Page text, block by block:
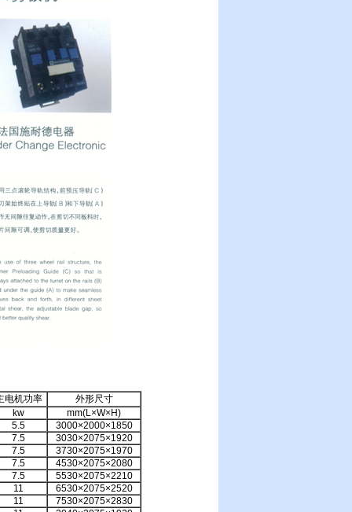
电机功率
外形尺寸
kw
mm(L×W×H)
5.5
3000×2000×1850
7.5
3030×2075×1920
7.5
3730×2075×1970
7.5
4530×2075×2080
7.5
5530×2075×2210
11
6530×2075×2520
11
7530×2075×2830